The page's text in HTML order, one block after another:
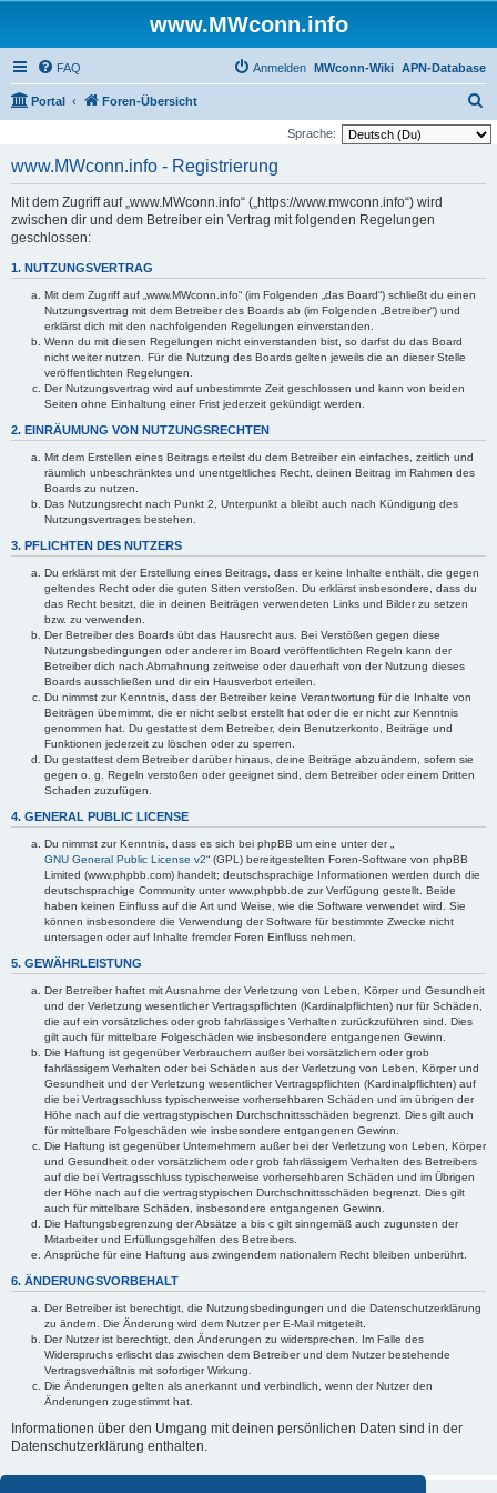
www.MWconn.info
FAQ APN-Database
MWconn-Wiki
Anmelden
Portal Foren-Übersicht
u
Sprache:
www.MWconn.info - Registrierung
Mit dem Zugriff auf „www.MWconn.info“ („https://www.mwconn.info“) wird
zwischen dir und dem Betreiber ein Vertrag mit folgenden Regelungen
geschlossen:
1. NUTZUNGSVERTRAG
Mit dem Zugriff auf „www.MWconn.info“ (im Folgenden „das Board“) schließt du einen
Nutzungsvertrag mit dem Betreiber des Boards ab (im Folgenden „Betreiber“) und
erklärst dich mit den nachfolgenden Regelungen einverstanden.
Wenn du mit diesen Regelungen nicht einverstanden bist, so darfst du das Board
nicht weiter nutzen. Für die Nutzung des Boards gelten jeweils die an dieser Stelle
veröffentlichten Regelungen.
Der Nutzungsvertrag wird auf unbestimmte Zeit geschlossen und kann von beiden
Seiten ohne Einhaltung einer Frist jederzeit gekündigt werden.
2. EINRÄUMUNG VON NUTZUNGSRECHTEN
Mit dem Erstellen eines Beitrags erteilst du dem Betreiber ein einfaches, zeitlich und
räumlich unbeschränktes und unentgeltliches Recht, deinen Beitrag im Rahmen des
Boards zu nutzen.
Das Nutzungsrecht nach Punkt 2, Unterpunkt a bleibt auch nach Kündigung des
Nutzungsvertrages bestehen.
3. PFLICHTEN DES NUTZERS
Du erklärst mit der Erstellung eines Beitrags, dass er keine Inhalte enthält, die gegen
geltendes Recht oder die guten Sitten verstoßen. Du erklärst insbesondere, dass du
das Recht besitzt, die in deinen Beiträgen verwendeten Links und Bilder zu setzen
bzw. zu verwenden.
Der Betreiber des Boards übt das Hausrecht aus. Bei Verstößen gegen diese
Nutzungsbedingungen oder anderer im Board veröffentlichten Regeln kann der
Betreiber dich nach Abmahnung zeitweise oder dauerhaft von der Nutzung dieses
Boards ausschließen und dir ein Hausverbot erteilen.
Du nimmst zur Kenntnis, dass der Betreiber keine Verantwortung für die Inhalte von
Beiträgen übernimmt, die er nicht selbst erstellt hat oder die er nicht zur Kenntnis
genommen hat. Du gestattest dem Betreiber, dein Benutzerkonto, Beiträge und
Funktionen jederzeit zu löschen oder zu sperren.
Du gestattest dem Betreiber darüber hinaus, deine Beiträge abzuändern, sofern sie
gegen o. g. Regeln verstoßen oder geeignet sind, dem Betreiber oder einem Dritten
Schaden zuzufügen.
4. GENERAL PUBLIC LICENSE
Du nimmst zur Kenntnis, dass es sich bei phpBB um eine unter der „
GNU General Public License v2“ (GPL) bereitgestellten Foren-Software von phpBB
Limited (www.phpbb.com) handelt; deutschsprachige Informationen werden durch die
deutschsprachige Community unter www.phpbb.de zur Verfügung gestellt. Beide
haben keinen Einfluss auf die Art und Weise, wie die Software verwendet wird. Sie
können insbesondere die Verwendung der Software für bestimmte Zwecke nicht
untersagen oder auf Inhalte fremder Foren Einfluss nehmen.
5. GEWÄHRLEISTUNG
Der Betreiber haftet mit Ausnahme der Verletzung von Leben, Körper und Gesundheit
und der Verletzung wesentlicher Vertragspflichten (Kardinalpflichten) nur für Schäden,
die auf ein vorsätzliches oder grob fahrlässiges Verhalten zurückzuführen sind. Dies
gilt auch für mittelbare Folgeschäden wie insbesondere entgangenen Gewinn.
Die Haftung ist gegenüber Verbrauchern außer bei vorsätzlichem oder grob
fahrlässigem Verhalten oder bei Schäden aus der Verletzung von Leben, Körper und
Gesundheit und der Verletzung wesentlicher Vertragspflichten (Kardinalpflichten) auf
die bei Vertragsschluss typischerweise vorhersehbaren Schäden und im übrigen der
Höhe nach auf die vertragstypischen Durchschnittsschäden begrenzt. Dies gilt auch
für mittelbare Folgeschäden wie insbesondere entgangenen Gewinn.
Die Haftung ist gegenüber Unternehmern außer bei der Verletzung von Leben, Körper
und Gesundheit oder vorsätzlichem oder grob fahrlässigem Verhalten des Betreibers
auf die bei Vertragsschluss typischerweise vorhersehbaren Schäden und im Übrigen
der Höhe nach auf die vertragstypischen Durchschnittsschäden begrenzt. Dies gilt
auch für mittelbare Schäden, insbesondere entgangenen Gewinn.
Die Haftungsbegrenzung der Absätze a bis c gilt sinngemäß auch zugunsten der
Mitarbeiter und Erfüllungsgehilfen des Betreibers.
Ansprüche für eine Haftung aus zwingendem nationalem Recht bleiben unberührt.
6. ÄNDERUNGSVORBEHALT
Der Betreiber ist berechtigt, die Nutzungsbedingungen und die Datenschutzerklärung
zu ändern. Die Änderung wird dem Nutzer per E-Mail mitgeteilt.
Der Nutzer ist berechtigt, den Änderungen zu widersprechen. Im Falle des
Widerspruchs erlischt das zwischen dem Betreiber und dem Nutzer bestehende
Vertragsverhältnis mit sofortiger Wirkung.
Die Änderungen gelten als anerkannt und verbindlich, wenn der Nutzer den
Änderungen zugestimmt hat.
Informationen über den Umgang mit deinen persönlichen Daten sind in der
Datenschutzerklärung enthalten.